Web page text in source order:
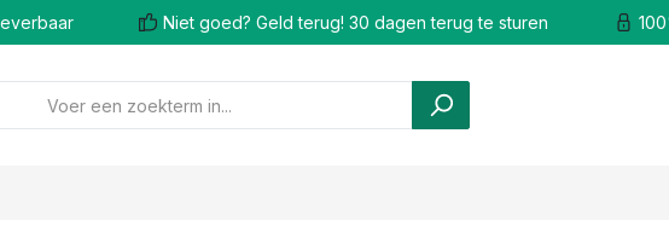
Niet goed? Geld terug! 30 dagen terug te sturen